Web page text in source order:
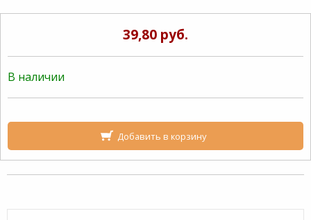
39,80 руб.
В наличии
Добавить в корзину